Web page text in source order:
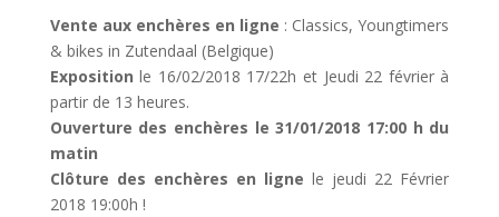
Vente aux enchères en ligne : Classics, Youngtimers
& bikes in Zutendaal (Belgique)
Expositionle 16/02/2018 17/22h et Jeudi 22 février à
partir de 13 heures.
Ouverture des enchères le 31/01/2018 17:00 h du
matin
Clôture des enchères en lignele jeudi 22 Février
2018 19:00h !